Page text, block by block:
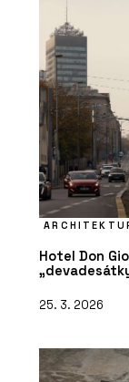
Hotel Don
25. 3. 2026